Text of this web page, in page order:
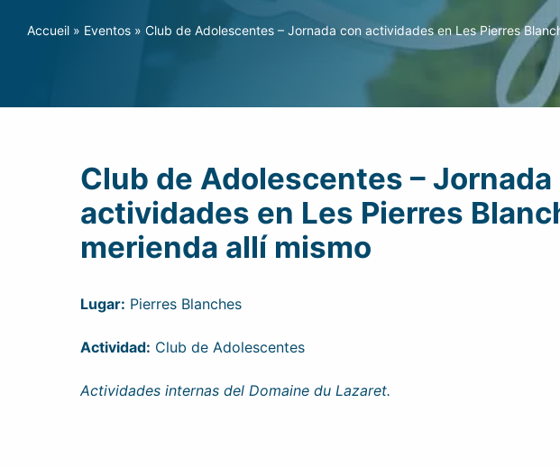
Accueil» Eventos» Club de Adolescentes – Jornada con actividades en Les Pierres
Club de Adolescentes – Jornada
actividades en Les Pierres
merienda allí mismo
Lugar: Pierres Blanches
Actividad: Club de Adolescentes
Actividades internas del Domaine du Lazaret.